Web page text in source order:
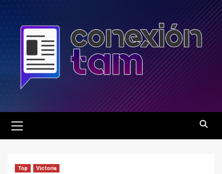
Saltar
al
contenido
principal
Top Victoria